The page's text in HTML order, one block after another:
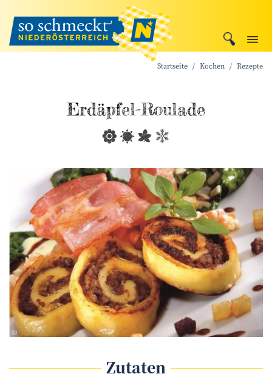
Startseite Kochen Rezepte
Erdäpfel-Roulade
©Hubert Krenn Verlag
Zutaten